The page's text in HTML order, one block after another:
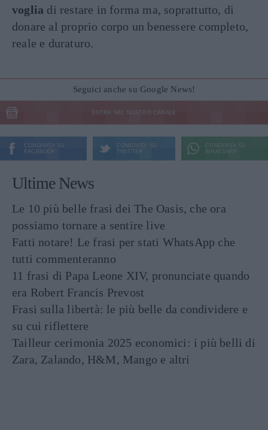
voglia di restare in forma ma, soprattutto, di
donare al proprio corpo un benessere completo,
reale e duraturo.
Seguici anche su Google News!
ENTRA NEL NOSTRO CANALE
CONDIVIDI SU
FACEBOOK
CONDIVIDI SU
TWITTER
CONDIVIDI SU
WHATSAPP
Ultime News
Le 10 più belle frasi dei The Oasis, che ora
possiamo tornare a sentire live
Fatti notare! Le frasi per stati WhatsApp che
tutti commenteranno
11 frasi di Papa Leone XIV, pronunciate quando
era Robert Francis Prevost
Frasi sulla libertà: le più belle da condividere e
su cui riflettere
Tailleur cerimonia 2025 economici: i più belli di
Zara, Zalando, H&M, Mango e altri